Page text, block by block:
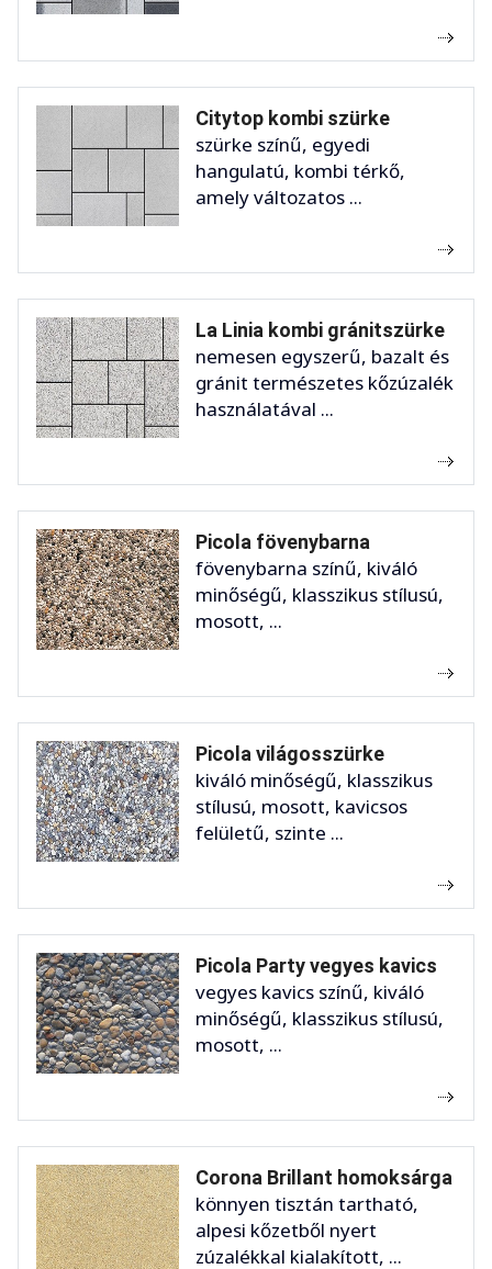
Citytop kombi szürke
szürke színű, egyedi
hangulatú, kombi térkő,
amely változatos ...
La Linia kombi gránitszürke
nemesen egyszerű, bazalt és
gránit természetes kőzúzalék
használatával ...
Picola fövenybarna
fövenybarna színű, kiváló
minőségű, klasszikus stílusú,
mosott, ...
Picola világosszürke
kiváló minőségű, klasszikus
stílusú, mosott, kavicsos
felületű, szinte ...
Picola Party vegyes kavics
vegyes kavics színű, kiváló
minőségű, klasszikus stílusú,
mosott, ...
Corona Brillant homoksárga
könnyen tisztán tartható,
alpesi kőzetből nyert
zúzalékkal kialakított, ...